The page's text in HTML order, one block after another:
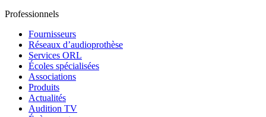
Professionnels
Fournisseurs
Réseaux d’audioprothèse
Services ORL
Écoles spécialisées
Associations
Produits
Actualités
Audition TV